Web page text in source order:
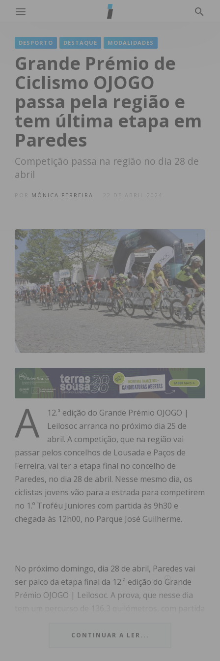
DESPORTO DESTAQUE MODALIDADES
Grande Prémio de
Ciclismo OJOGO
passa pela região e
tem última etapa em
Paredes
Competição passa na região no dia 28 de
abril
MÓNICA FERREIRA 22 DE ABRIL 2024
A
12.ª edição do Grande Prémio OJOGO |
Leilosoc arranca no próximo dia 25 de
abril. A competição, que na região vai
passar pelos concelhos de Lousada e Paços de
Ferreira, vai ter a etapa final no concelho de
Paredes, no dia 28 de abril. Nesse mesmo dia, os
ciclistas jovens vão para a estrada para competirem
no 1.º Troféu Juniores com partida às 9h30 e
chegada às 12h00, no Parque José Guilherme.
No próximo domingo, dia 28 de abril, Paredes vai
ser palco da etapa final da 12.ª edição do Grande
Prémio OJOGO | Leilosoc. A prova, que nesse dia
Guilherme, passará por Lousada e terá uma meta
CONTINUAR A LER...